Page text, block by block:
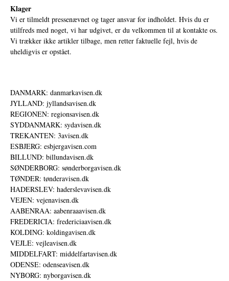
Klager
Vi er tilmeldt pressenævnet og tager ansvar for indholdet. Hvis du er
utilfreds med noget, vi har udgivet, er du velkommen til at kontakte os.
Vi trækker ikke artikler tilbage, men retter faktuelle fejl, hvis de
uheldigvis er opstået.
DANMARK: danmarkavisen.dk
JYLLAND: jyllandsavisen.dk
REGIONEN: regionsavisen.dk
SYDDANMARK: sydavisen.dk
TREKANTEN: 3avisen.dk
ESBJERG: esbjergavisen.com
BILLUND: billundavisen.dk
SØNDERBORG: sønderborgavisen.dk
TØNDER: tønderavisen.dk
HADERSLEV: haderslevavisen.dk
VEJEN: vejenavisen.dk
AABENRAA: aabenraaavisen.dk
FREDERICIA: fredericiaavisen.dk
KOLDING: koldingavisen.dk
VEJLE: vejleavisen.dk
MIDDELFART: middelfartavisen.dk
ODENSE: odenseavisen.dk
NYBORG: nyborgavisen.dk